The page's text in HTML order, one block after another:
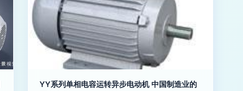
YY系列单相电容运转异步电动机 中国制造业的